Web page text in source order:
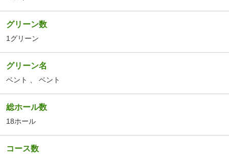
グリーン数
1グリーン
グリーン名
ベント ベント
総ホール数
18ホール
コース数